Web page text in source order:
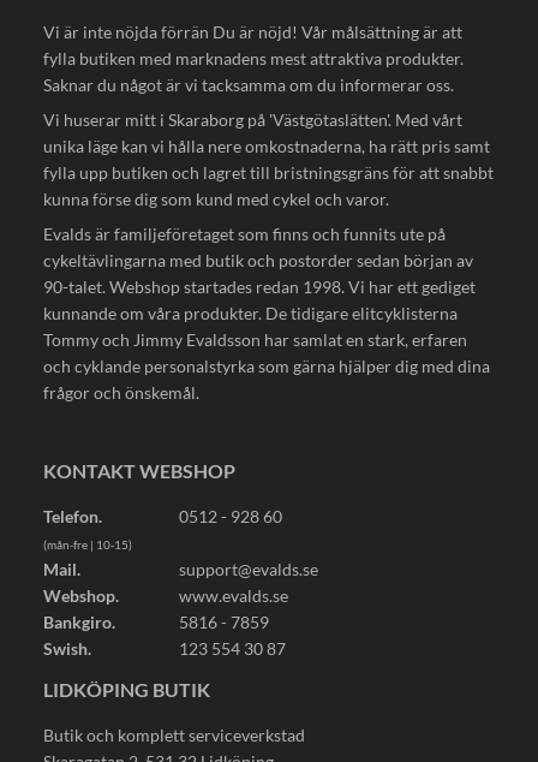
Vi är inte nöjda förrän Du är nöjd! Vår målsättning är att
fylla butiken med marknadens mest attraktiva produkter.
Saknar du något är vi tacksamma om du informerar oss.
Vi huserar mitt i Skaraborg på 'Västgötaslätten'. Med vårt
unika läge kan vi hålla nere omkostnaderna, ha rätt pris samt
fylla upp butiken och lagret till bristningsgräns för att snabbt
kunna förse dig som kund med cykel och varor.
Evalds är familjeföretaget som finns och funnits ute på
cykeltävlingarna med butik och postorder sedan början av
90-talet. Webshop startades redan 1998. Vi har ett gediget
kunnande om våra produkter. De tidigare elitcyklisterna
Tommy och Jimmy Evaldsson har samlat en stark, erfaren
och cyklande personalstyrka som gärna hjälper dig med dina
frågor och önskemål.
KONTAKT WEBSHOP
Telefon. 0512 - 928 60
(mån-fre | 10-15)
Mail.
support@evalds.se
Webshop.
www.evalds.se
Bankgiro.
5816 - 7859
Swish.
123 554 30 87
LIDKÖPING BUTIK
Butik och komplett serviceverkstad